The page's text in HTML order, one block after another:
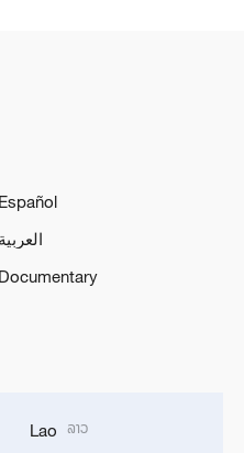
Español
العربية
Documentary
Lao ລາວ